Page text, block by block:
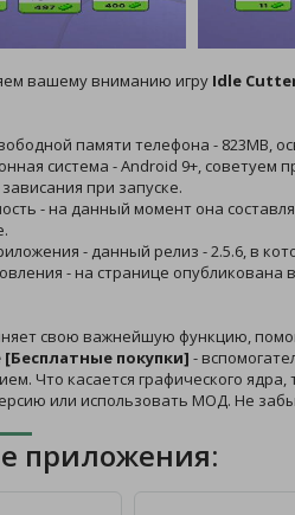
вашему вниманию игру Idle
памяти телефона - 823MB,
система - Android 9+, советуем
при запуске.
- на данный момент она
- данный релиз - 2.5.6, в
- на странице опубликована
свою важнейшую функцию,
[Бесплатные покупки] -
Что касается графического
или использовать МОД. Не
приложения: